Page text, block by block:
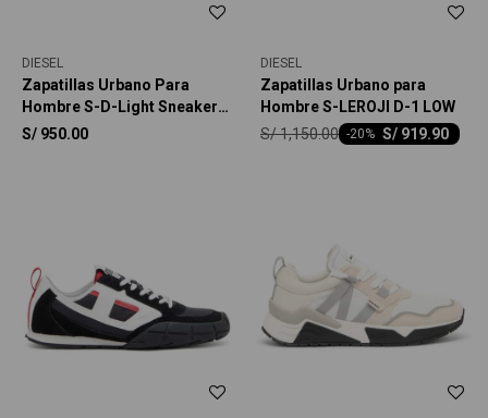
DIESEL
Zapatillas Urbano Para
Hombre S-D-Light Sneakers
- Multicolor
S/ 950.00
DIESEL
Zapatillas Urbano para
Hombre S-LEROJI D-1 LOW
S/ 919.90
-20
S/1,150.00